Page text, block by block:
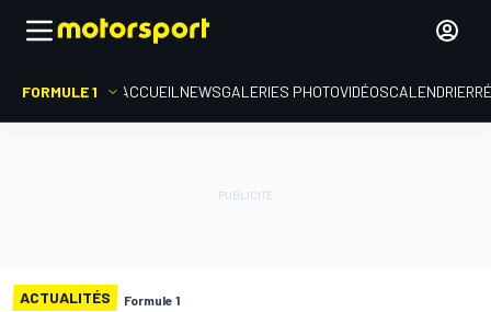
FORMULE 1 ACCUEIL NEWSGALERIES PHOTOVIDÉOSCALENDRIER
ACTUALITÉS Formule 1